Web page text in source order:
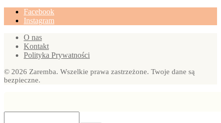
Facebook
Instagram
O nas
Kontakt
Polityka Prywatności
© 2026 Zaremba. Wszelkie prawa zastrzeżone. Twoje dane są
bezpieczne.